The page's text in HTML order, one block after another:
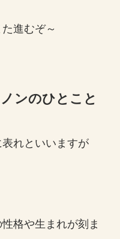
進むぞ～
ンのひとこと
れといいますが
格や生まれが刻ま